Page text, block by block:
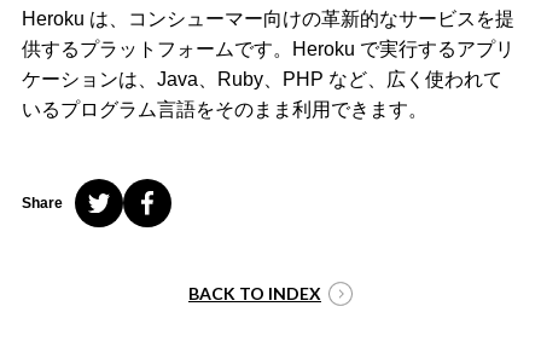
Heroku は、コンシューマー向けの革新的なサービスを提
供するプラットフォームです。Heroku で実行するアプリ
ケーションは、Java、Ruby、PHP など、広く使われて
いるプログラム言語をそのまま利用できます。
Share
BACK TO INDEX